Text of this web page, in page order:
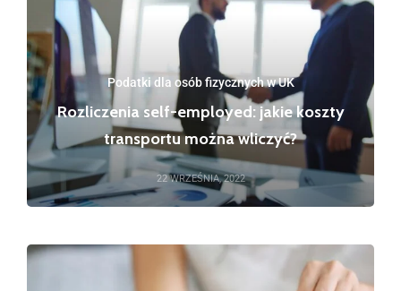
Podatki dla osób fizycznych w UK
Rozliczenia self-employed: jakie koszty
transportu można wliczyć?
22 WRZEŚNIA, 2022